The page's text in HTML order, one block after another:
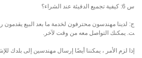
س 6: كيفية تجميع الدفيئة عند الشراء؟
ج: لدينا مهندسون محترفون لخدمة ما بعد البيع يقدمون
ت. يمكنك التواصل معه من وقت لآخر.
إذا لزم الأمر ، يمكننا أيضًا إرسال مهندسين إلى بلدك